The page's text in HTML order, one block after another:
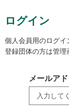
ログイン
個人会員用のログイ
登録団体の方は管理
メールア